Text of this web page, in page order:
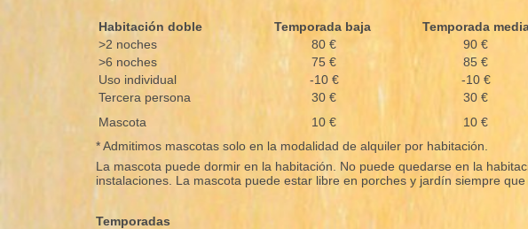
Habitación doble Temporada baja Temporada
>2 noches
80 € 90 €
>6 noches
75 € 85 €
Uso individual
-10 € -10 €
Tercera persona
30 € 30 €
Mascota
10 € 10 €
* Admitimos mascotas solo en la modalidad de alquiler por habitación.
La mascota puede dormir en la habitación. No puede quedarse en la
instalaciones. La mascota puede estar libre en porches y jardín siempre
Temporadas